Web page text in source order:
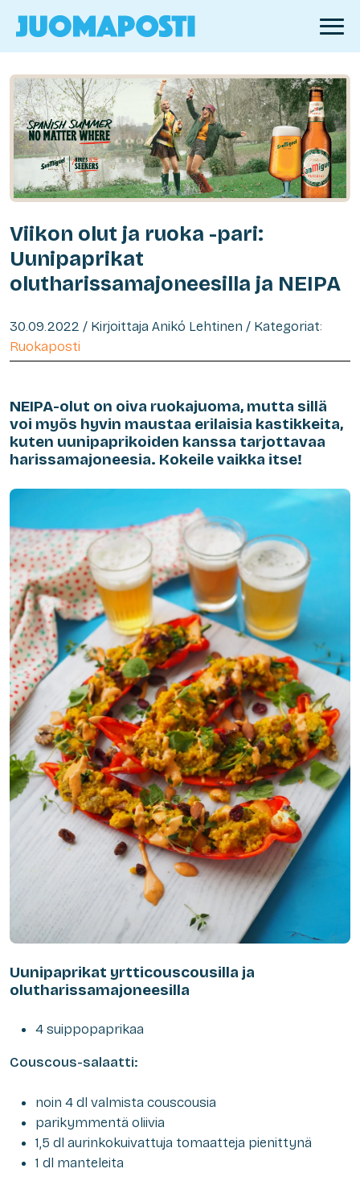
Viikon olut ja ruoka -pari:
Uunipaprikat
olutharissamajoneesilla ja NEIPA
30.09.2022 / Kirjoittaja Anikó Lehtinen / Kategoriat:
Ruokaposti
NEIPA-olut on oiva ruokajuoma, mutta sillä
voi myös hyvin maustaa erilaisia kastikkeita,
kuten uunipaprikoiden kanssa tarjottavaa
harissamajoneesia. Kokeile vaikka itse!
Uunipaprikat yrtticouscousilla ja
olutharissamajoneesilla
4 suippopaprikaa
Couscous-salaatti:
noin 4 dl valmista couscousia
parikymmentä oliivia
1,5 dl aurinkokuivattuja tomaatteja pienittynä
1 dl manteleita